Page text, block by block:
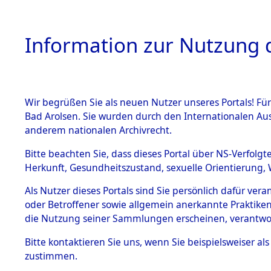
HOME
BESTÄNDE
Inhaftierungsdoku
mente
5. Verschiedenes
Todesmärsche
5.3.1 Alliierte
Information zur Nutzung
Wir begrüßen Sie als neuen Nutzer unseres Portals!
Bad Arolsen. Sie wurden durch den Internationalen
anderem nationalen Archivrecht.
Bitte beachten Sie, dass dieses Portal über NS-
Herkunft, Gesundheitszustand, sexuelle
Als Nutzer dieses Portals sind Sie persönlich dafür
oder Betroffener sowie allgemein anerkannte
die Nutzung seiner Sammlungen erscheinen,
Bitte kontaktieren Sie uns, wenn Sie beispielsweiser
zustimmen.